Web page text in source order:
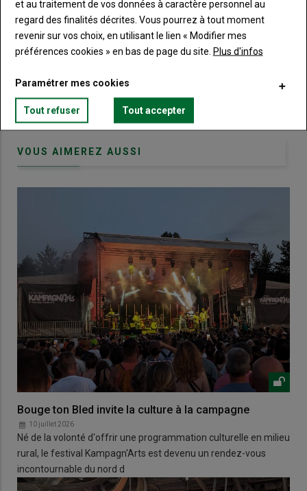
BodyChoisissez votre formule et créez votre
compte pour accéder à tout Terre de
Lien Créez un compte
VOUS AIMEREZ AUSSI
Bouge ton Bled invite la culture à la campagne
10 juillet 2026
Né de la volonté d'offrir une programmation culturelle en milieu
rural, le festival Kampagn'Arts est devenu un rendez-vous
incontournable du nord d
et au traitement de vos données à caractère personnel au
regard des finalités décrites. Vous pourrez à tout moment
revenir sur vos choix, en utilisant le lien « Modifier mes
préférences cookies » en bas de page du site. Plus d'infos
Paramétrer mes cookies
Tout refuser Tout accepter